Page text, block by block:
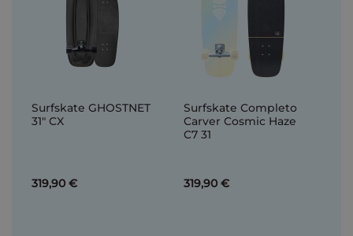
Surfskate GHOSTNET
31" CX
319,90 €
Surfskate Completo
Carver Cosmic Haze
C7 31
319,90 €